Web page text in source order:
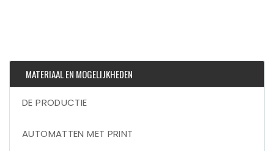
MATERIAAL EN MOGELIJKHEDEN
DE PRODUCTIE
AUTOMATTEN MET PRINT